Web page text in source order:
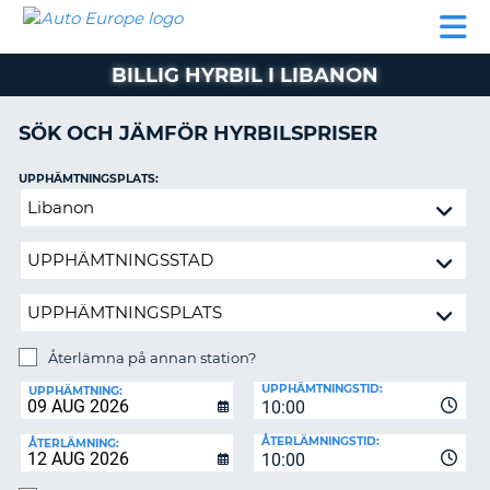
HYRBIL
HYRA
PARTNER
AUTO
EUROPE
HYRBIL
HYRA
MIN
MEDLEMSINFORMATION
ADMINISTRERA
BOKNING
SVERIGE
BILLIG HYRBIL I LIBANON
SÖK OCH JÄMFÖR HYRBILSPRISER
Återlämna
annan
UPPHÄMTNINGSPLATS:
Återlämna på annan station?
UPPHÄMTNING:
10:00
UPPHÄMTNINGSTID:
ÅTERLÄMNING:
10:00
ÅTERLÄMNINGSTID: